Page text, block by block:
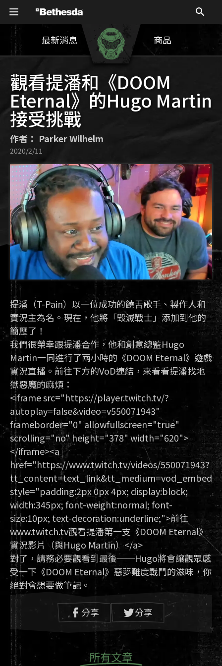
最新消息 商品
觀看提潘和《DOOM
Eternal》的Hugo Martin
接受挑戰
作者： Parker Wilhelm
2020/2/11
提潘（T-Pain）以一位成功的饒舌歌手、製作人和
實況主為名。現在，他將「毀滅戰士」添加到他的
簡歷了！
我們很榮幸跟提潘合作，他和創意總監Hugo
Martin一同進行了兩小時的《DOOM Eternal》遊戲
實況直播。前往下方的VoD連結，來看看提潘找地
獄惡魔的麻煩：
<iframe src="https://player.twitch.tv/?
autoplay=false&video=v550071943"
frameborder="0" allowfullscreen="true"
scrolling="no" height="378" width="620">
</iframe><a
href="https://www.twitch.tv/videos/550071943?
tt_content=text_link&tt_medium=vod_embed"
style="padding:2px 0px 4px; display:block;
width:345px; font-weight:normal; font-
size:10px; text-decoration:underline;">前往
www.twitch.tv觀看提潘第一支《DOOM Eternal》
實況影片（與Hugo Martin）</a>
對了，請務必要觀看到最後──Hugo將會讓觀眾感
受一下《DOOM Eternal》惡夢難度戰鬥的滋味，你
絕對會想要做筆記。
分享 分享
所有文章